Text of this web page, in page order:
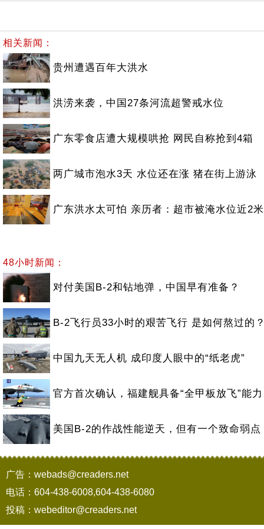
相关新闻：
贵州遭遇百年大洪水
洪涝来袭，中国27条河流超警戒水位
广东零食店遭大规模哄抢 网民自称抢到4箱
两广城市泡水3天 水位还在涨 猪在街上游泳
广东洪水太可怕 亲历者：超市被淹水位近2米
48小时新闻：
对付美国B-2和钻地弹，中国早有准备？
B-2飞行员33小时的艰苦飞行 是如何熬过的
中国九天无人机 成印度人眼中的“纸老虎”
官方首次确认，福建舰具备“全甲板放飞”能力
美国B-2的作战性能逆天，但有一个致命弱点
广告：webads@creaders.net
电话：604-438-6008,604-438-6080
投稿：webeditor@creaders.net